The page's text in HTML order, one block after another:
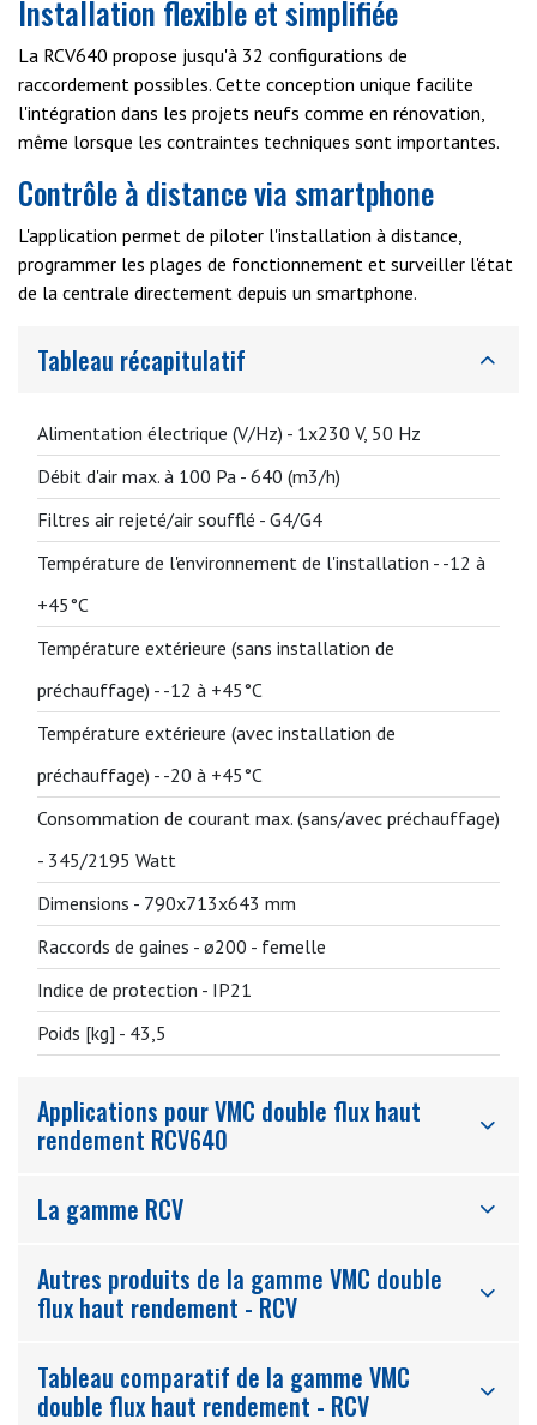
Installation flexible et simplifiée
La RCV640 propose jusqu'à 32 configurations de
raccordement possibles. Cette conception unique facilite
l'intégration dans les projets neufs comme en rénovation,
même lorsque les contraintes techniques sont importantes.
Contrôle à distance via smartphone
L'application permet de piloter l'installation à distance,
programmer les plages de fonctionnement et surveiller l'état
de la centrale directement depuis un smartphone.
Tableau récapitulatif
Alimentation électrique (V/Hz) - 1x230 V, 50 Hz
Débit d'air max. à 100 Pa - 640 (m3/h)
Filtres air rejeté/air soufflé - G4/G4
Température de l'environnement de l'installation - -12 à
+45°C
Température extérieure (sans installation de
préchauffage) - -12 à +45°C
Température extérieure (avec installation de
préchauffage) - -20 à +45°C
Consommation de courant max. (sans/avec préchauffage)
- 345/2195 Watt
Dimensions - 790x713x643 mm
Raccords de gaines - ø200 - femelle
Indice de protection - IP21
Poids [kg] - 43,5
Applications pour VMC double flux haut
rendement RCV640
La gamme RCV
Autres produits de la gamme VMC double
flux haut rendement - RCV
Tableau comparatif de la gamme VMC
double flux haut rendement - RCV